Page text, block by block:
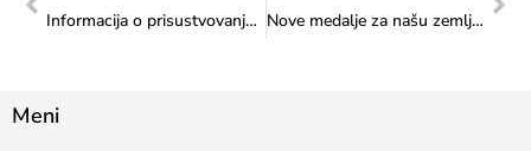
Informacija o prisustvovanju konstituirajućoj i Prvoj sjednici Upravnog odbora Fondacije za kinematografiju
Nove medalje za našu zemlju na Evropskom judo kupu za juniore “Sarajevo 2024”: Čestitke Sofiji Pajić, Lani Bjelica, Lazaru Ždrale i Vidaku Maljeviću
Meni